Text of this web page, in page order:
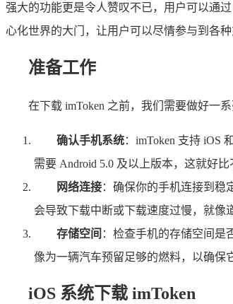
强大的功能更是令人赞叹不已，用户可以通
心化世界的大门，让用户可以尽情参与到各
准备工作
在下载 imToken 之前，我们需要做好一
确认手机系统：imToken 支持 iOS
需要 Android 5.0 及以上版本，这就好
网络连接：确保你的手机连接到稳
会导致下载中断或下载速度过慢，就像
存储空间 ：检查手机的存储空间是
像为一辆汽车预留足够的燃料，以确保
iOS 系统下载 imToken